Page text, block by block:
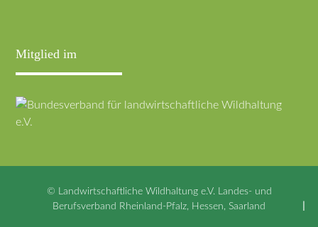
Mitglied im
© Landwirtschaftliche Wildhaltung e.V. Landes- und
Berufsverband Rheinland-Pfalz, Hessen, Saarland